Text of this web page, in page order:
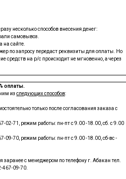
несколько способов внесения денег:
самовывоз.
на сайте.
по запросу передаст реквизиты для оплаты. Но
средств на р/с происходит не мгновенно, а через
оплаты.
из следующих способов:
только после согласования заказа с
02-71
, режим работы: пн-пт с 9.00 -18.00, сб. с 9.00
09-70 , режим работы: пн-пт с 9.00 -18.00, сб-вс -
с менеджером по телефону г. Абакан тел.
467-09-70.